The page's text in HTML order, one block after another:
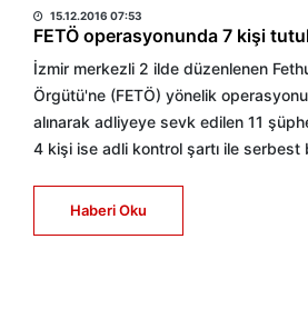
15.12.2016 07:53
FETÖ operasyonunda 7 kişi
İzmir merkezli 2 ilde düzenlenen
Örgütü'ne (FETÖ) yönelik
alınarak adliyeye sevk edilen 11
4 kişi ise adli kontrol şartı ile serbest
Haberi Oku